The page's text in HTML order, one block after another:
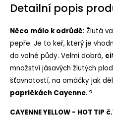
Detailní popis
Něco málo k odrůdě: Žlutá
pepře. Je to keř, který je
do volné půdy. Velmi dobrá,
množství jásavých žlutých
šťavnatostí, na omáčky jak
papričkách Cayenne..?
CAYENNE YELLOW - HOT TIP